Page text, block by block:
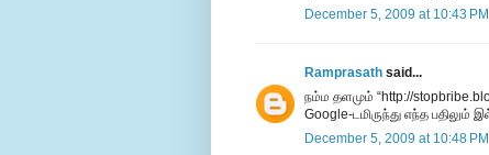
December 5, 2009 at 10:43 PM
Ramprasath said...
நம்ம தளமும் “http://
Google-டமிருந்து எந்த
December 5, 2009 at 10:48 PM